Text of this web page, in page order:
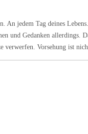
An jedem Tag deines
und Gedanken
verwerfen. Vorsehung ist